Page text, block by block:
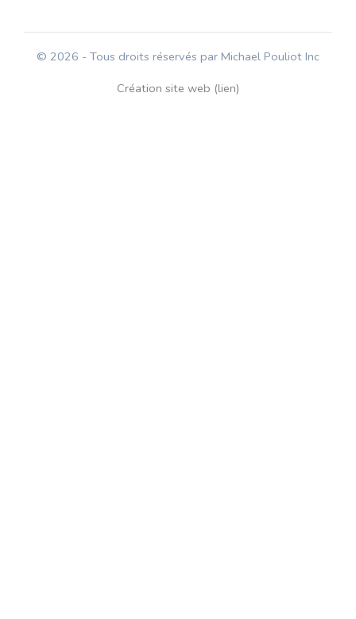
© 2026 - Tous droits réservés par Michael Pouliot Inc
Création site web (lien)